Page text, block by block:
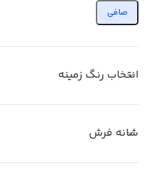
صافی
انتخاب رنگ زمینه
شانه فرش